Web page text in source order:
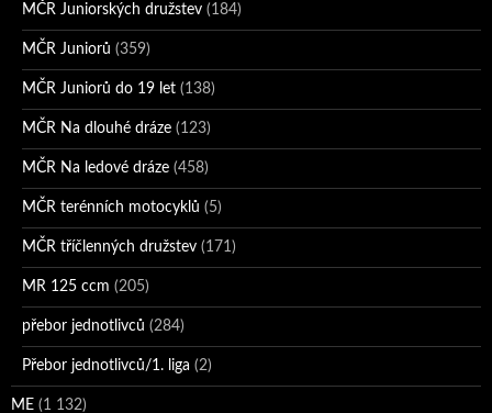
MČR Juniorských družstev (184)
MČR Juniorů (359)
MČR Juniorů do 19 let (138)
MČR Na dlouhé dráze (123)
MČR Na ledové dráze (458)
MČR terénních motocyklů (5)
MČR tříčlenných družstev (171)
MR 125 ccm (205)
přebor jednotlivců (284)
Přebor jednotlivců/1. liga (2)
ME (1 132)